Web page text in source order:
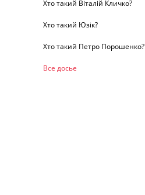
Хто такий Віталій Кличко?
Хто такий Юзік?
Хто такий Петро Порошенко?
Все досье